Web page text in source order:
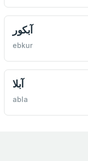
آبكور
ebkur
آبلا
abla